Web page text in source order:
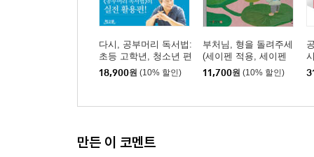
다시, 공부머리 독서법:
초등 고학년, 청소년 편
18,900원 (10% 할인)
부처님, 형을 돌려주세
(세이펜 적용, 세이펜
미포함)
11,700원 (10% 할인)
만든 이 코멘트